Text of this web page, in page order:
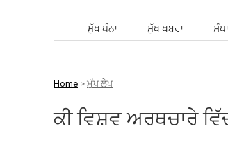
Skip to content
ਮੁੱਖ ਪੰਨਾ ਮੁੱਖ ਖਬਰਾ
Home > ਮੁੱਖ ਲੇਖ
ਕੀ ਵਿਸ਼ਵ ਅਰਥਚਾਰੇ